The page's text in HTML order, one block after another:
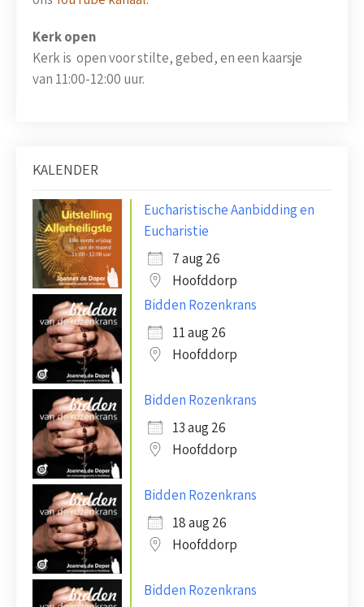
Kerk open
Kerk is open voor stilte, gebed, en een kaarsje
van 11:00-12:00 uur.
KALENDER
Eucharistische Aanbidding en
Eucharistie
7 aug 26
Hoofddorp
Bidden Rozenkrans
11 aug 26
Hoofddorp
Bidden Rozenkrans
13 aug 26
Hoofddorp
Bidden Rozenkrans
18 aug 26
Hoofddorp
Bidden Rozenkrans